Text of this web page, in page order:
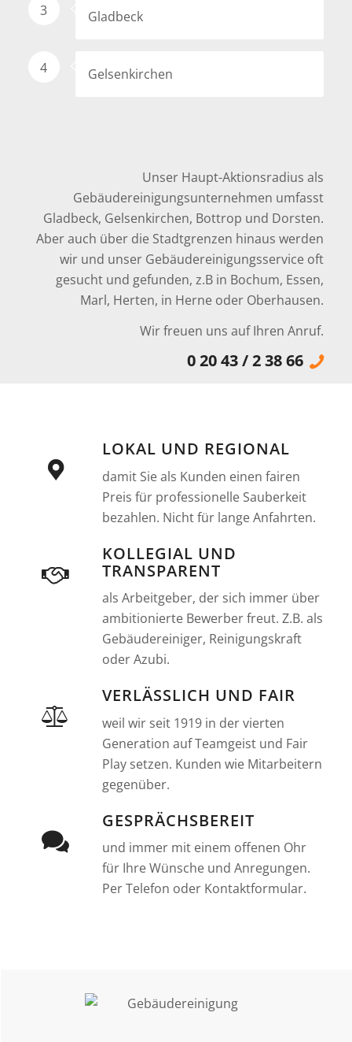
3 Gladbeck
4 Gelsenkirchen
Unser Haupt-Aktionsradius als
Gebäudereinigungsunternehmen umfasst
Gladbeck, Gelsenkirchen, Bottrop und Dorsten.
Aber auch über die Stadtgrenzen hinaus werden
wir und unser Gebäudereinigungsservice oft
gesucht und gefunden, z.B in Bochum, Essen,
Marl, Herten, in Herne oder Oberhausen.
Wir freuen uns auf Ihren Anruf.
0 20 43 / 2 38 66
LOKAL UND REGIONAL
damit Sie als Kunden einen fairen
Preis für professionelle Sauberkeit
bezahlen. Nicht für lange Anfahrten.
KOLLEGIAL UND
TRANSPARENT
als Arbeitgeber, der sich immer über
ambitionierte Bewerber freut. Z.B. als
Gebäudereiniger, Reinigungskraft
oder Azubi.
VERLÄSSLICH UND FAIR
weil wir seit 1919 in der vierten
Generation auf Teamgeist und Fair
Play setzen. Kunden wie Mitarbeitern
gegenüber.
GESPRÄCHSBEREIT
und immer mit einem offenen Ohr
für Ihre Wünsche und Anregungen.
Per Telefon oder Kontaktformular.